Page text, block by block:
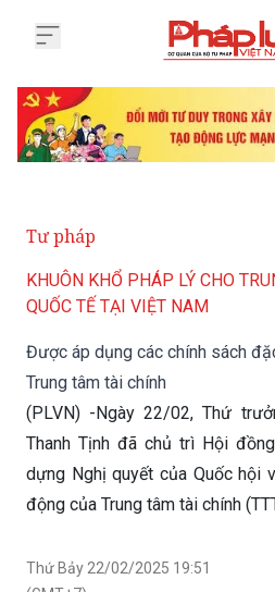
Tư pháp
KHUÔN KHỔ PHÁP LÝ CHO
QUỐC TẾ TẠI VIỆT NAM
Được áp dụng các chính sách
Trung tâm tài chính
(PLVN) -Ngày 22/02, Thứ
Thanh Tịnh đã chủ trì Hội
dựng Nghị quyết của Quốc hội
động của Trung tâm tài chính
Thứ Bảy 22/02/2025 19:51